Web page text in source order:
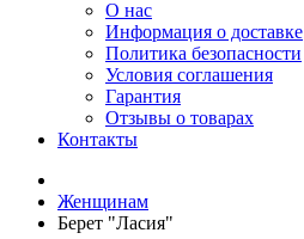
О нас
Информация о доставке
Политика безопасности
Условия соглашения
Гарантия
Отзывы о товарах
Контакты
Женщинам
Берет "Ласия"